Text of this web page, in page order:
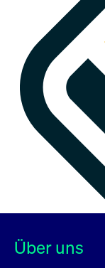
Über uns